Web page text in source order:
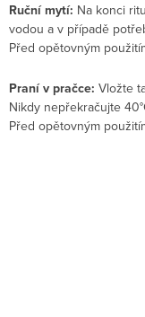
Ruční mytí: Na konci
vodou a v případě
Před opětovným
Praní v pračce: Vložte
Nikdy nepřekračujte
Před opětovným